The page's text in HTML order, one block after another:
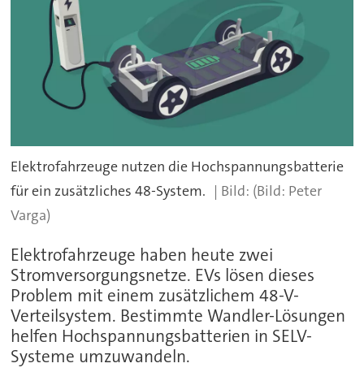
Elektrofahrzeuge nutzen die Hochspannungsbatterie
für ein zusätzliches 48-System.
(Bild: Peter
Varga)
Elektrofahrzeuge haben heute zwei
Stromversorgungsnetze. EVs lösen dieses
Problem mit einem zusätzlichem 48-V-
Verteilsystem. Bestimmte Wandler-Lösungen
helfen Hochspannungsbatterien in SELV-
Systeme umzuwandeln.